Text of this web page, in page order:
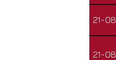
21-08
21-08